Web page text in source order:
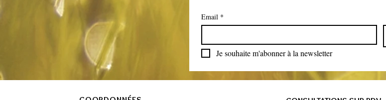
Email *
Je souhaite m'abonner à la newsletter